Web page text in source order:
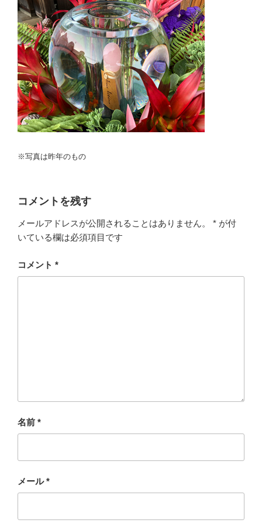
※写真は昨年のもの
コメントを残す
メールアドレスが公開されることはありません。 * が付
いている欄は必須項目です
コメント *
名前 *
メール*